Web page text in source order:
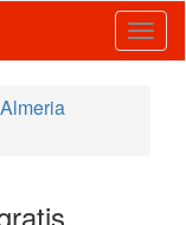
Almeria